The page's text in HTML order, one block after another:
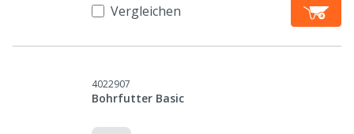
Vergleichen
4022907
Bohrfutter Basic